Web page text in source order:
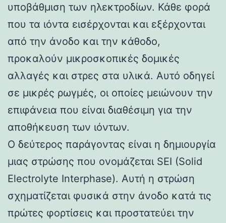
υποβάθμιση των ηλεκτροδίων. Κάθε φορά
που τα ιόντα εισέρχονται και εξέρχονται
από την άνοδο και την κάθοδο,
προκαλούν μικροσκοπικές δομικές
αλλαγές και στρες στα υλικά. Αυτό οδηγεί
σε μικρές ρωγμές, οι οποίες μειώνουν την
επιφάνεια που είναι διαθέσιμη για την
αποθήκευση των ιόντων.
Ο δεύτερος παράγοντας είναι η δημιουργία
μιας στρώσης που ονομάζεται SEI (Solid
Electrolyte Interphase). Αυτή η στρώση
σχηματίζεται φυσικά στην άνοδο κατά τις
πρώτες φορτίσεις και προστατεύει την